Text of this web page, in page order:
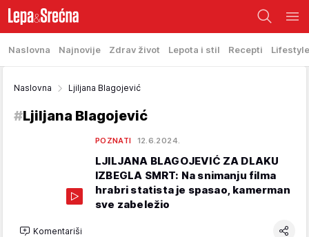
Naslovna Najnovije Zdrav život Lepota i stil Recepti Lifestyle
Naslovna Ljiljana Blagojević
#Ljiljana Blagojević
POZNATI 12.6.2024.
LJILJANA BLAGOJEVIĆ ZA DLAKU
IZBEGLA SMRT: Na snimanju filma
hrabri statista je spasao, kamerman
sve zabeležio
Komentariši